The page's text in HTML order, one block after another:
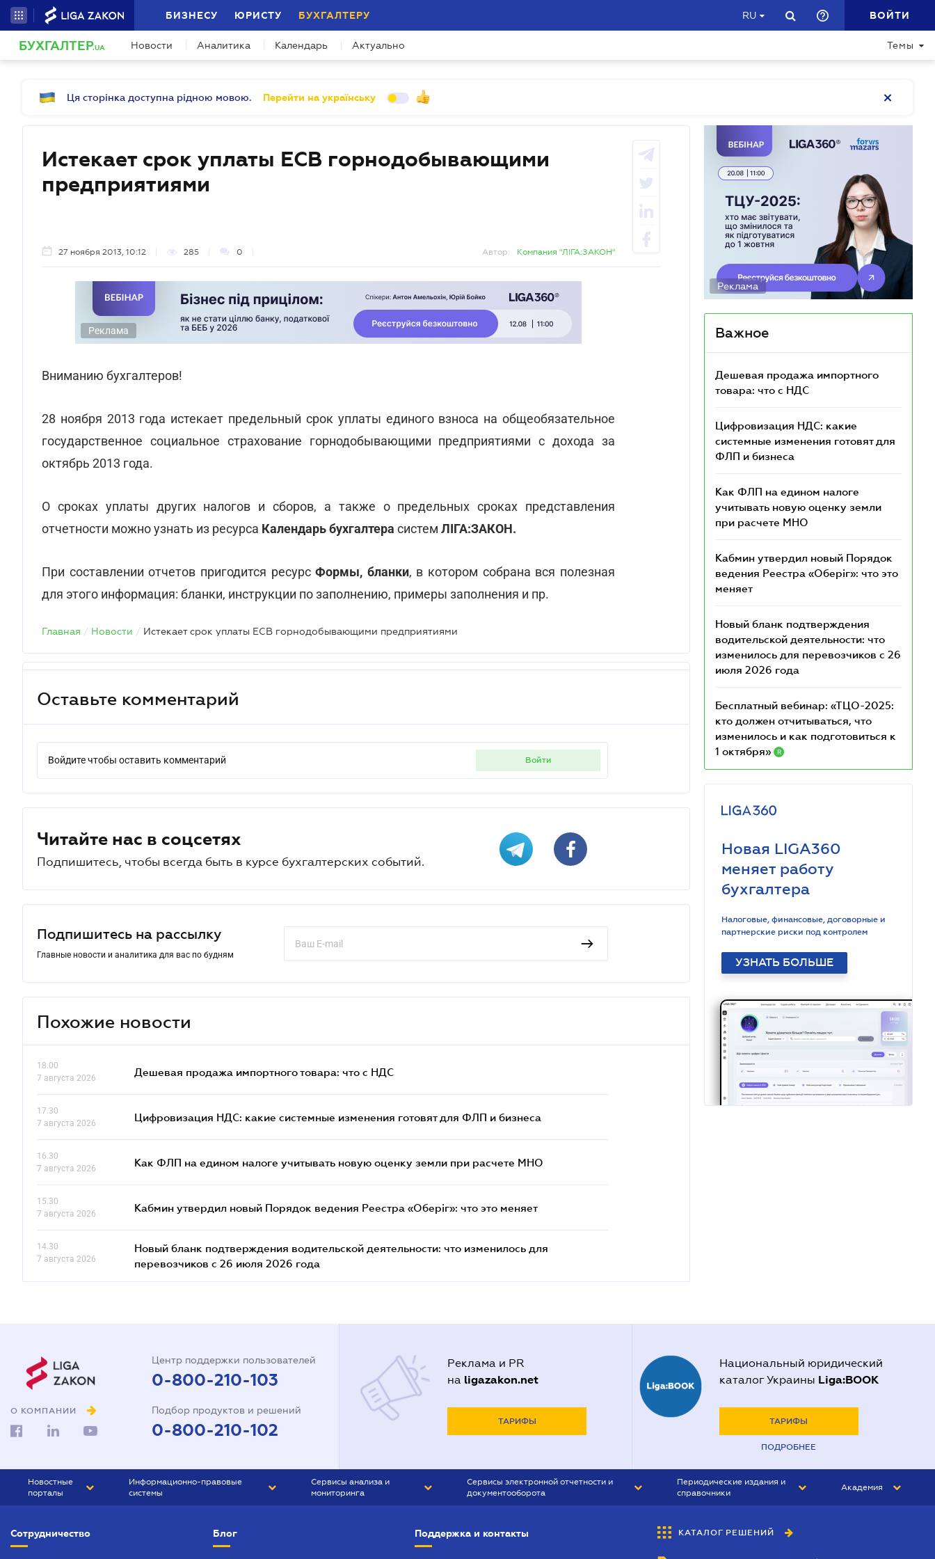
БИЗНЕСУ ЮРИСТУ БУХГАЛТЕРУ RU ВОЙТИ
БУХГАЛТЕР.UA Новости Аналитика Календарь Актуально Темы
Ця сторінка доступна рідною мовою. Перейти на українську
Истекает срок уплаты ЕСВ горнодобывающими
предприятиями
27 ноября 2013, 10:12 285 0 Автор: Компания "ЛІГА:ЗАКОН"
Реклама
Вниманию бухгалтеров!
28 ноября 2013 года истекает предельный срок уплаты единого взноса на общеобязательное
государственное социальное страхование горнодобывающими предприятиями с дохода за
октябрь 2013 года.
О сроках уплаты других налогов и сборов, а также о предельных сроках представления
отчетности можно узнать из ресурса Календарь бухгалтера систем ЛІГА:ЗАКОН.
При составлении отчетов пригодится ресурсФормы, бланки, в котором собрана вся полезная
для этого информация: бланки, инструкции по заполнению, примеры заполнения и пр.
Главная / Новости / Истекает срок уплаты ЕСВ горнодобывающими предприятиями
Оставьте комментарий
Войдите чтобы оставить комментарий войти
Читайте нас в соцсетях
Подпишитесь, чтобы всегда быть в курсе бухгалтерских событий.
Подпишитесь на рассылку
Главные новости и аналитика для вас по будням
Похожие новости
18.00
7 августа 2026
Дешевая продажа импортного товара: что c НДС
17.30
7 августа 2026
Цифровизация НДС: какие системные изменения готовят для ФЛП и бизнеса
16.30
7 августа 2026
Как ФЛП на едином налоге учитывать новую оценку земли при расчете МНО
15.30
7 августа 2026
Кабмин утвердил новый Порядок ведения Реестра «Оберіг»: что это меняет
14.30
7 августа 2026
Новый бланк подтверждения водительской деятельности: что изменилось для
перевозчиков с 26 июля 2026 года
Реклама
Важное
Дешевая продажа импортного
товара: что c НДС
Цифровизация НДС: какие
системные изменения готовят для
ФЛП и бизнеса
Как ФЛП на едином налоге
учитывать новую оценку земли
при расчете МНО
Кабмин утвердил новый Порядок
ведения Реестра «Оберіг»: что это
меняет
Новый бланк подтверждения
водительской деятельности: что
изменилось для перевозчиков с 26
июля 2026 года
Бесплатный вебинар: «ТЦО-2025:
кто должен отчитываться, что
изменилось и как подготовиться к
1 октября»
R
Новая LIGA360
меняет работу
бухгалтера
Налоговые, финансовые, договорные и
партнерские риски под контролем
УЗНАТЬ БОЛЬШЕ
О КОМПАНИИ
Центр поддержки пользователей
0-800-210-103
Подбор продуктов и решений
0-800-210-102
Реклама и PR
на ligazakon.net
ТАРИФЫ
Национальный юридический
каталог Украины Liga:BOOK
ТАРИФЫ
ПОДРОБНЕЕ
Новостные
порталы
БИЗНЕС
Информационно-правовые
системы
Сервисы анализа и
мониторинга
Сервисы электронной отчетности и
документооборота
Периодические издания и
справочники
БУХГАЛТЕР&ЗАКОН
Академия
Сотрудничество Блог Поддержка и контакты КАТАЛОГ РЕШЕНИЙ